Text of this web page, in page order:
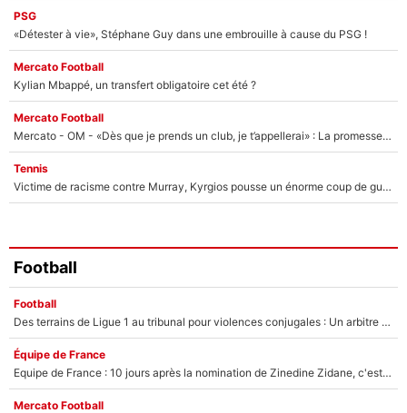
PSG
«Détester à vie», Stéphane Guy dans une embrouille à cause du PSG !
Mercato Football
Kylian Mbappé, un transfert obligatoire cet été ?
Mercato Football
Mercato - OM - «Dès que je prends un club, je t’appellerai» : La promesse de Marcelino au moment de claquer la porte
Tennis
Victime de racisme contre Murray, Kyrgios pousse un énorme coup de gueule !
Football
Football
Des terrains de Ligue 1 au tribunal pour violences conjugales : Un arbitre français encourt une peine de 18 mois de prison !
Équipe de France
Equipe de France : 10 jours après la nomination de Zinedine Zidane, c'est au tour de son fils de prendre un nouveau départ !
Mercato Football